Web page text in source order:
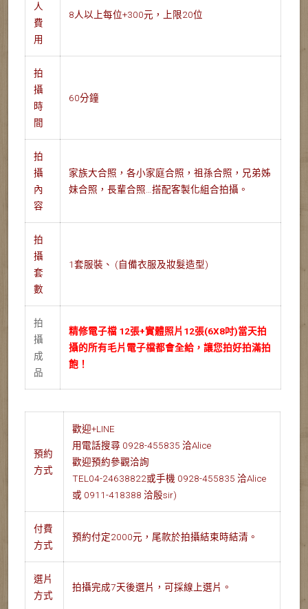
人
費
用
8人以上每位+300元，上限20位
拍
攝
時
間
60分鐘
拍
攝
內
容
家族大合照，各小家庭合照，祖孫合照，兄弟姊
妹合照，長輩合照…搭配客製化組合拍攝。
拍
攝
套
數
1套服裝、 (自備衣服及妝髮造型)
拍
攝
成
品
精修電子檔 12張+實體照片12張(6X8吋)當天拍
攝的所有毛片電子檔都會全給，讓您拍好拍滿拍
飽！
預約
方式
歡迎+LINE
用電話搜尋 0928-455835 洽Alice
歡迎預約參觀洽詢
TEL04-24638822或手機 0928-455835 洽Alice
或 0911-418388 洽殷sir)
付費
方式
預約付定2000元，尾款於拍攝結束時結清。
選片
方式
拍攝完成7天後選片，可採線上選片。